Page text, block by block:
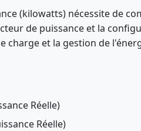
(kilowatts) nécessite de
de puissance et la
charge et la gestion de
Réelle)
Réelle)